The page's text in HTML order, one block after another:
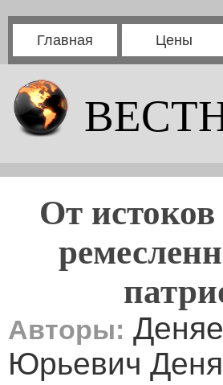
Главная Цены
От
Авторы:
Юрьевич